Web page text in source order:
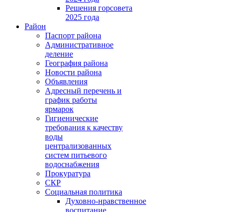
Решения горсовета
2025 года
Район
Паспорт района
Административное
деление
География района
Новости района
Объявления
Адресный перечень и
график работы
ярмарок
Гигиенические
требования к качеству
воды
централизованных
систем питьевого
водоснабжения
Прокуратура
СКР
Социальная политика
Духовно-нравственное
воспитание